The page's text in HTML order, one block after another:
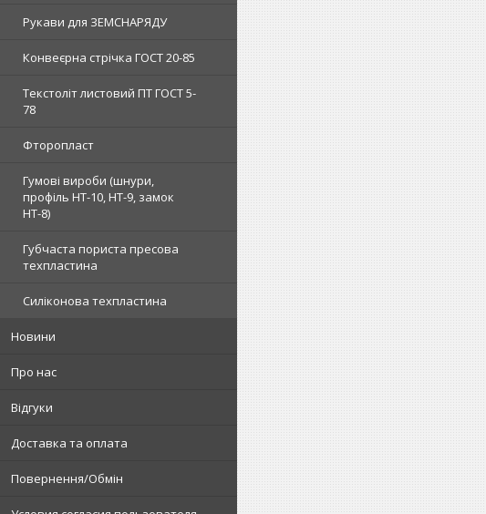
Рукави для ЗЕМСНАРЯДУ
Конвеєрна стрічка ГОСТ 20-85
Текстоліт листовий ПТ ГОСТ 5-
78
Фторопласт
Гумові вироби (шнури,
профіль НТ-10, НТ-9, замок
НТ-8)
Губчаста пориста пресова
техпластина
Силіконова техпластина
Новини
Про нас
Відгуки
Доставка та оплата
Повернення/Обмін